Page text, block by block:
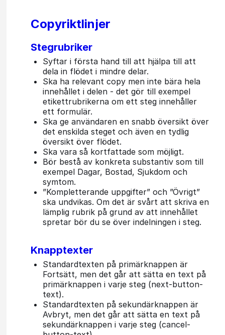
Copyriktlinjer
Stegrubriker
Syftar i första hand till att hjälpa till att
dela in flödet i mindre delar.
Ska ha relevant copy men inte bära hela
innehållet i delen - det gör till exempel
etikettrubrikerna om ett steg innehåller
ett formulär.
Ska ge användaren en snabb översikt över
det enskilda steget och även en tydlig
översikt över flödet.
Ska vara så kortfattade som möjligt.
Bör bestå av konkreta substantiv som till
exempel Dagar, Bostad, Sjukdom och
symtom.
”Kompletterande uppgifter” och ”Övrigt”
ska undvikas. Om det är svårt att skriva en
lämplig rubrik på grund av att innehållet
spretar bör du se över indelningen i steg.
Knapptexter
Standardtexten på primärknappen är
Fortsätt, men det går att sätta en text på
primärknappen i varje steg (next-button-
text).
Standardtexten på sekundärknappen är
Avbryt, men det går att sätta en text på
sekundärknappen i varje steg (cancel-